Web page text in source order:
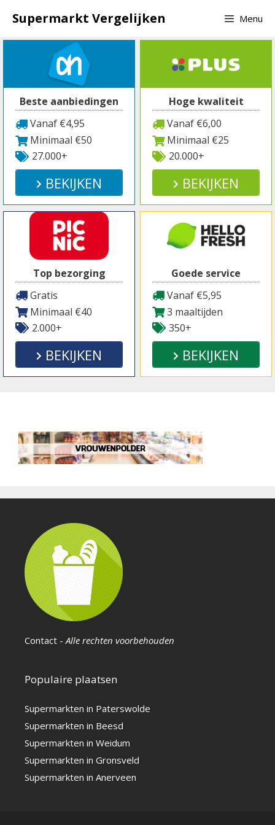
naar
inhoud
Supermarkt Vergelijken Menu
Beste aanbiedingen
Vanaf €4,95
Minimaal €50
27.000+
BEKIJKEN
Hoge kwaliteit
Vanaf €6,00
Minimaal €25
20.000+
BEKIJKEN
Top bezorging
Gratis
Minimaal €40
2.000+
BEKIJKEN
Goede service
Vanaf €5,95
3 maaltijden
350+
BEKIJKEN
Contact - Alle rechten voorbehouden
Populaire plaatsen
Supermarkten in Paterswolde
Supermarkten in Beesd
Supermarkten in Weidum
Supermarkten in Gronsveld
Supermarkten in Anerveen